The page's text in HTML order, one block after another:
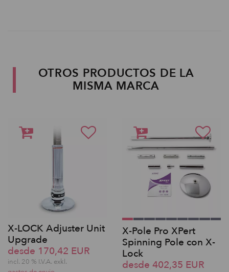
OTROS PRODUCTOS DE LA
MISMA MARCA
X-LOCK Adjuster Unit
Upgrade
desde 170,42 EUR
incl. 20 % I.V.A. exkl.
X-Pole Pro XPert
Spinning Pole con X-
Lock
desde 402,35 EUR